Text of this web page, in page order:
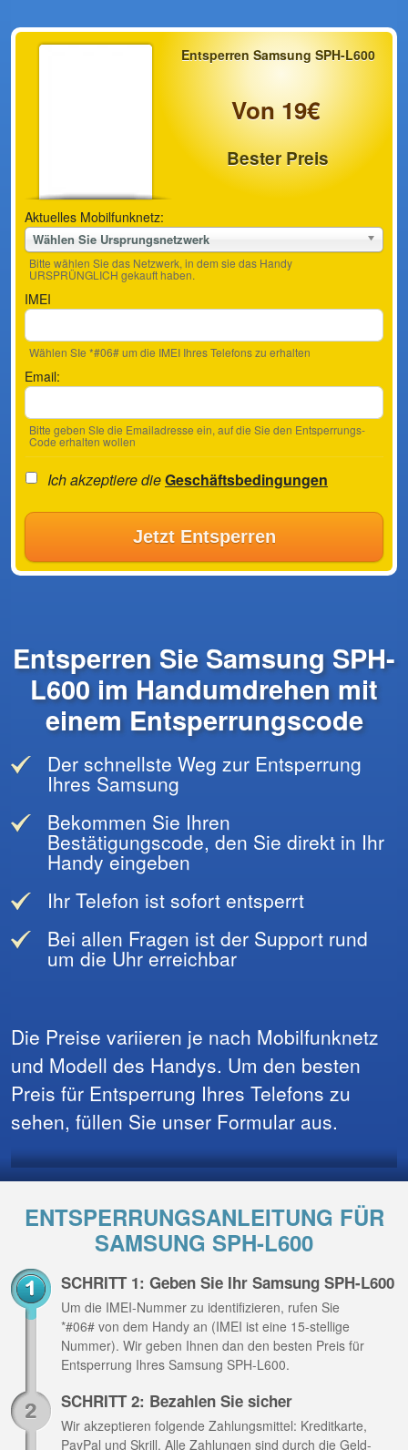
Entsperren Samsung SPH-L600
Von 19€
Bester Preis
Aktuelles Mobilfunknetz:
Wählen Sie Ursprungsnetzwerk
Bitte wählen Sie das Netzwerk, in dem sie das Handy
URSPRÜNGLICH gekauft haben.
IMEI
Wählen SIe *#06# um die IMEI Ihres Telefons zu erhalten
Email:
Bitte geben SIe die Emailadresse ein, auf die Sie den Entsperrungs-
Code erhalten wollen
Ich akzeptiere dieGeschäftsbedingungen
Jetzt Entsperren
Entsperren Sie Samsung SPH-
L600 im Handumdrehen mit
einem Entsperrungscode
Der schnellste Weg zur Entsperrung
Ihres Samsung
Bekommen Sie Ihren
Bestätigungscode, den Sie direkt in Ihr
Handy eingeben
Ihr Telefon ist sofort entsperrt
Bei allen Fragen ist der Support rund
um die Uhr erreichbar
Die Preise variieren je nach Mobilfunknetz
und Modell des Handys. Um den besten
Preis für Entsperrung Ihres Telefons zu
sehen, füllen Sie unser Formular aus.
ENTSPERRUNGSANLEITUNG FÜR
SAMSUNG SPH-L600
SCHRITT 1: Geben Sie Ihr Samsung SPH-L600
Um die IMEI-Nummer zu identifizieren, rufen Sie
*#06# von dem Handy an (IMEI ist eine 15-stellige
Nummer). Wir geben Ihnen dan den besten Preis für
Entsperrung Ihres Samsung SPH-L600.
SCHRITT 2: Bezahlen Sie sicher
Wir akzeptieren folgende Zahlungsmittel: Kreditkarte,
PayPal und Skrill. Alle Zahlungen sind durch die Geld-